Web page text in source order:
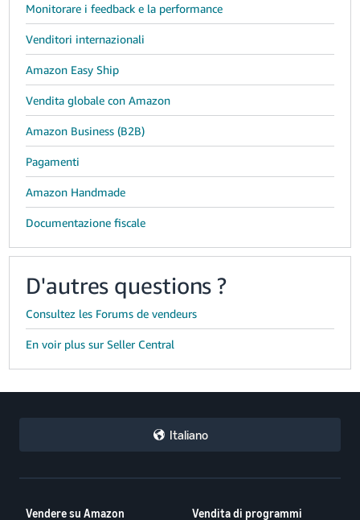
Monitorare i feedback e la performance
Venditori internazionali
Amazon Easy Ship
Vendita globale con Amazon
Amazon Business (B2B)
Pagamenti
Amazon Handmade
Documentazione fiscale
D'autres questions ?
Consultez les Forums de vendeurs
En voir plus sur Seller Central
Italiano
Vendere su Amazon Vendita di programmi